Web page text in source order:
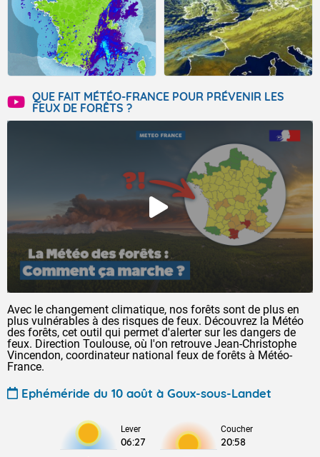
QUE FAIT MÉTÉO-FRANCE POUR PRÉVENIR LES
FEUX DE FORÊTS ?
Avec le changement climatique, nos forêts sont de plus en
plus vulnérables à des risques de feux. Découvrez la Météo
des forêts, cet outil qui permet d'alerter sur les dangers de
feux. Direction Toulouse, où l'on retrouve Jean-Christophe
Vincendon, coordinateur national feux de forêts à Météo-
France.
Ephéméride du 10 août à Goux-sous-Landet
Lever
06:27
Coucher
20:58